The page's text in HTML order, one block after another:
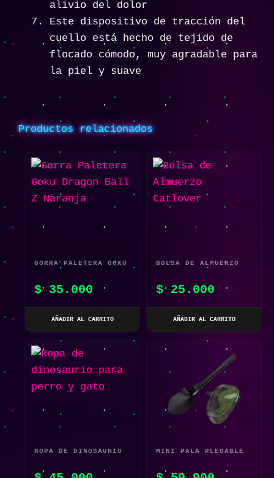
alivio del dolor
Este dispositivo de tracción del
cuello está hecho de tejido de
flocado cómodo, muy agradable para
la piel y suave
Productos relacionados
GORRA PALETERA GOKU
NARANJA
$35.000
AÑADIR AL CARRITO
BOLSA DE ALMUERZO
$25.000
AÑADIR AL CARRITO
ROPA DE DINOSAURIO MINI PALA PLEGABLE